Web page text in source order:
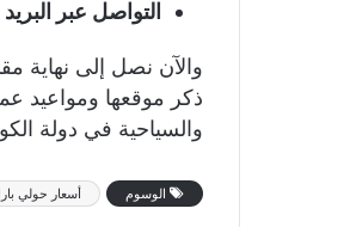
التواصل عبر البريد
ذكر موقعها ومواعيد
والسياحية في دولة
الوسوم أسعار حولي